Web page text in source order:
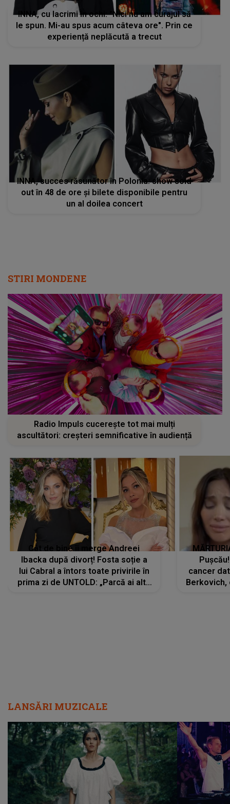
INNA, cu lacrimi în ochi: "Nici nu am curajul să
le spun. Mi-au spus acum câteva ore". Prin ce
experiență neplăcută a trecut
INNA, succes răsunător în Polonia: show sold
out în 48 de ore și bilete disponibile pentru
un al doilea concert
STIRI MONDENE
Radio Impuls cucerește tot mai mulți
ascultători: creșteri semnificative în audiență
Cât de bine îi merge Andreei
Ibacka după divorț! Fosta soție a
lui Cabral a întors toate privirile în
prima zi de UNTOLD: „Parcă ai altă
cancer
LANSĂRI MUZICALE